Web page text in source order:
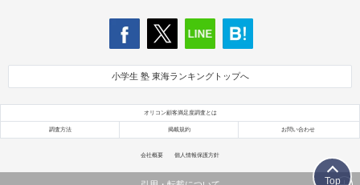
小学生 塾 東海ランキングトップへ
オリコン顧客満足度調査とは
調査方法 掲載規約 お問い合わせ
会社概要 個人情報保護方針
Top